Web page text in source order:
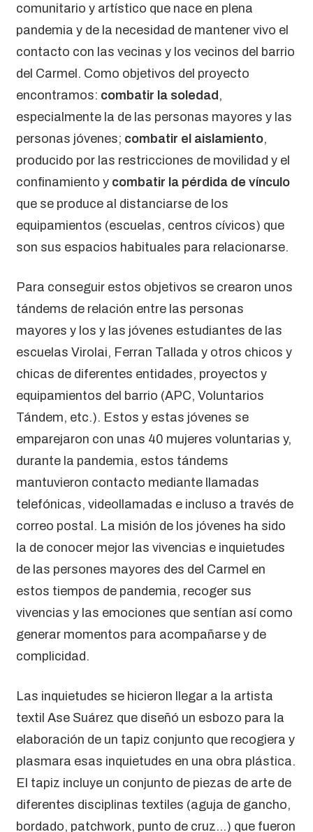
comunitario y artístico que nace en plena
pandemia y de la necesidad de mantener vivo el
contacto con las vecinas y los vecinos del barrio
del Carmel. Como objetivos del proyecto
encontramos: combatir la soledad,
especialmente la de las personas mayores y las
personas jóvenes; combatir el aislamiento,
producido por las restricciones de movilidad y el
confinamiento y combatir la pérdida de vínculo
que se produce al distanciarse de los
equipamientos (escuelas, centros cívicos) que
son sus espacios habituales para relacionarse.
Para conseguir estos objetivos se crearon unos
tándems de relación entre las personas
mayores y los y las jóvenes estudiantes de las
escuelas Virolai, Ferran Tallada y otros chicos y
chicas de diferentes entidades, proyectos y
equipamientos del barrio (APC, Voluntarios
Tándem, etc.). Estos y estas jóvenes se
emparejaron con unas 40 mujeres voluntarias y,
durante la pandemia, estos tándems
mantuvieron contacto mediante llamadas
telefónicas, videollamadas e incluso a través de
correo postal. La misión de los jóvenes ha sido
la de conocer mejor las vivencias e inquietudes
de las persones mayores des del Carmel en
estos tiempos de pandemia, recoger sus
vivencias y las emociones que sentían así como
generar momentos para acompañarse y de
complicidad.
Las inquietudes se hicieron llegar a la artista
textil Ase Suárez que diseñó un esbozo para la
elaboración de un tapiz conjunto que recogiera y
plasmara esas inquietudes en una obra plástica.
El tapiz incluye un conjunto de piezas de arte de
diferentes disciplinas textiles (aguja de gancho,
bordado, patchwork, punto de cruz…) que fueron